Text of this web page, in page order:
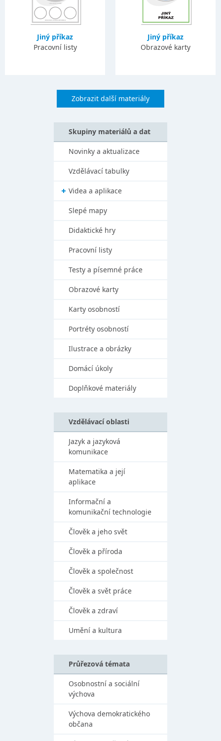
Jiný příkaz
Pracovní listy
Jiný příkaz
Obrazové karty
Zobrazit další materiály
Skupiny materiálů a dat
Novinky a aktualizace
Vzdělávací tabulky
Videa a aplikace
Slepé mapy
Didaktické hry
Pracovní listy
Testy a písemné práce
Obrazové karty
Karty osobností
Portréty osobností
Ilustrace a obrázky
Domácí úkoly
Doplňkové materiály
Vzdělávací oblasti
Jazyk a jazyková
komunikace
Matematika a její
aplikace
Informační a
komunikační technologie
Člověk a jeho svět
Člověk a příroda
Člověk a společnost
Člověk a svět práce
Člověk a zdraví
Umění a kultura
Průřezová témata
Osobnostní a sociální
výchova
Výchova demokratického
občana